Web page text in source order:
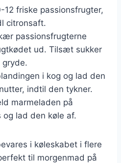
12 friske passionsfrugter,
citronsaft.
passionsfrugterne
ud. Tilsæt sukker
gryde.
i kog og lad den
indtil den tykner.
marmeladen på
og lad den køle af.
i køleskabet i flere
til morgenmad på